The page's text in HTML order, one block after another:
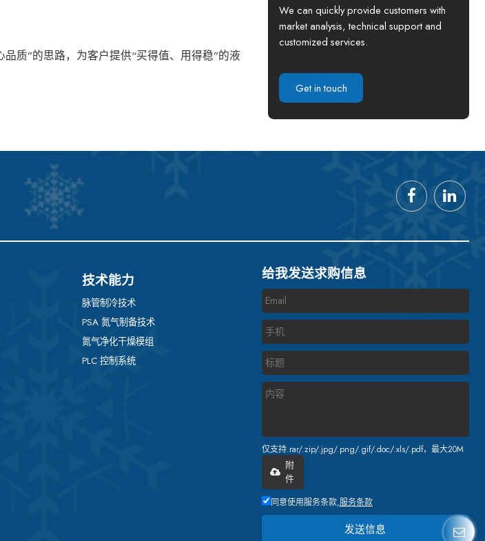
质”的思路，为客户提供“买得值、用得稳”的液
We can quickly provide customers with
market analysis, technical support and
customized services.
Get in touch
技术能力
脉管制冷技术
PSA 氮气制备技术
氮气净化干燥模组
PLC 控制系统
给我发送求购信息
仅支持.rar/.zip/.jpg/.png/.gif/.doc/.xls/.pdf，最大20M
附
件
同意使用服务条款,服务条款
发送信息